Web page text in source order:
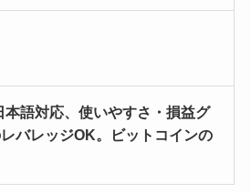
本語対応、使いやすさ・損益グ
バレッジOK。ビットコインの